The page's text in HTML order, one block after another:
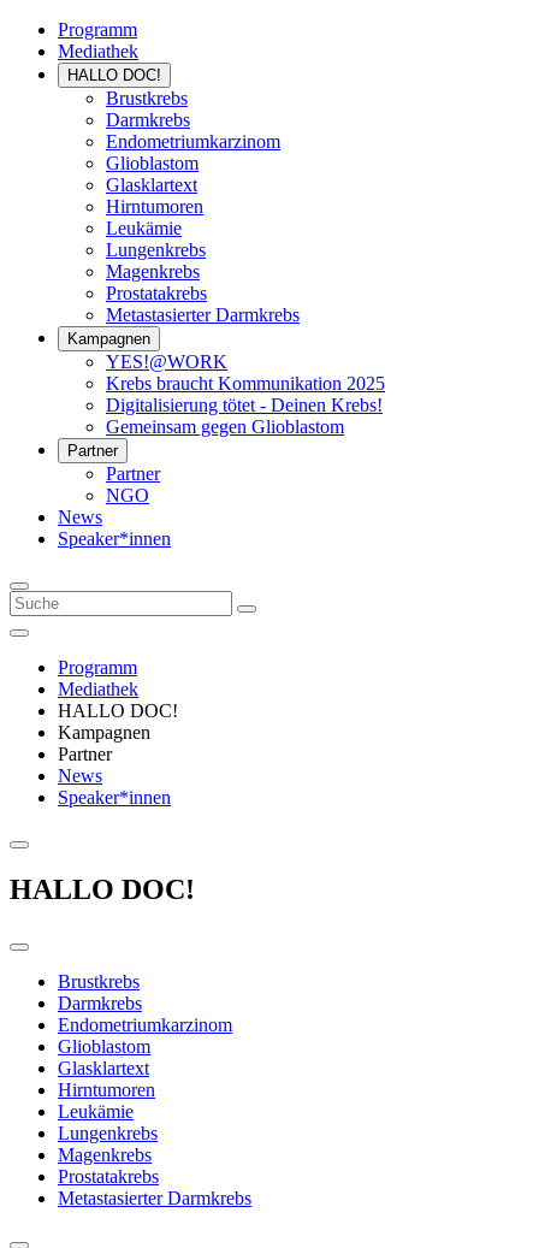
Programm
Mediathek
HALLO DOC!
Brustkrebs
Darmkrebs
Endometriumkarzinom
Glioblastom
Glasklartext
Hirntumoren
Leukämie
Lungenkrebs
Magenkrebs
Prostatakrebs
Metastasierter Darmkrebs
Kampagnen
YES!@WORK
Krebs braucht Kommunikation 2025
Digitalisierung tötet - Deinen Krebs!
Gemeinsam gegen Glioblastom
Partner
Partner
NGO
News
Speaker*innen
Programm
Mediathek
HALLO DOC!
Kampagnen
Partner
News
Speaker*innen
HALLO DOC!
Brustkrebs
Darmkrebs
Endometriumkarzinom
Glioblastom
Glasklartext
Hirntumoren
Leukämie
Lungenkrebs
Magenkrebs
Prostatakrebs
Metastasierter Darmkrebs